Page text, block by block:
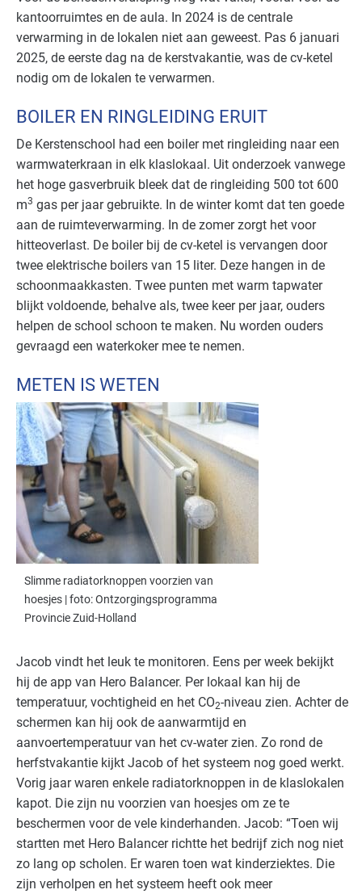
kantoorruimtes en de aula. In 2024 is de centrale
verwarming in de lokalen niet aan geweest. Pas 6 januari
2025, de eerste dag na de kerstvakantie, was de cv-ketel
nodig om de lokalen te verwarmen.
BOILER EN RINGLEIDING ERUIT
De Kerstenschool had een boiler met ringleiding naar een
warmwaterkraan in elk klaslokaal. Uit onderzoek vanwege
het hoge gasverbruik bleek dat de ringleiding 500 tot 600
m3 gas per jaar gebruikte. In de winter komt dat ten goede
aan de ruimteverwarming. In de zomer zorgt het voor
hitteoverlast. De boiler bij de cv-ketel is vervangen door
twee elektrische boilers van 15 liter. Deze hangen in de
schoonmaakkasten. Twee punten met warm tapwater
blijkt voldoende, behalve als, twee keer per jaar, ouders
helpen de school schoon te maken. Nu worden ouders
gevraagd een waterkoker mee te nemen.
METEN IS WETEN
Slimme radiatorknoppen voorzien van
hoesjes | foto: Ontzorgingsprogramma
Provincie Zuid-Holland
Jacob vindt het leuk te monitoren. Eens per week bekijkt
hij de app van Hero Balancer. Per lokaal kan hij de
temperatuur, vochtigheid en het CO2-niveau zien. Achter de
schermen kan hij ook de aanwarmtijd en
aanvoertemperatuur van het cv-water zien. Zo rond de
herfstvakantie kijkt Jacob of het systeem nog goed werkt.
Vorig jaar waren enkele radiatorknoppen in de klaslokalen
kapot. Die zijn nu voorzien van hoesjes om ze te
beschermen voor de vele kinderhanden. Jacob: “Toen wij
startten met Hero Balancer richtte het bedrijf zich nog niet
zo lang op scholen. Er waren toen wat kinderziektes. Die
zijn verholpen en het systeem heeft ook meer